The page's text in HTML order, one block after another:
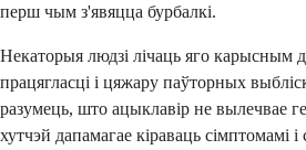
перш чым з'явяцца бурбалкі.
Некаторыя людзі лічаць яго карысным
працягласці і цяжару паўторных
разумець, што ацыклавір не вылечвае
хутчэй дапамагае кіраваць сімптомамі